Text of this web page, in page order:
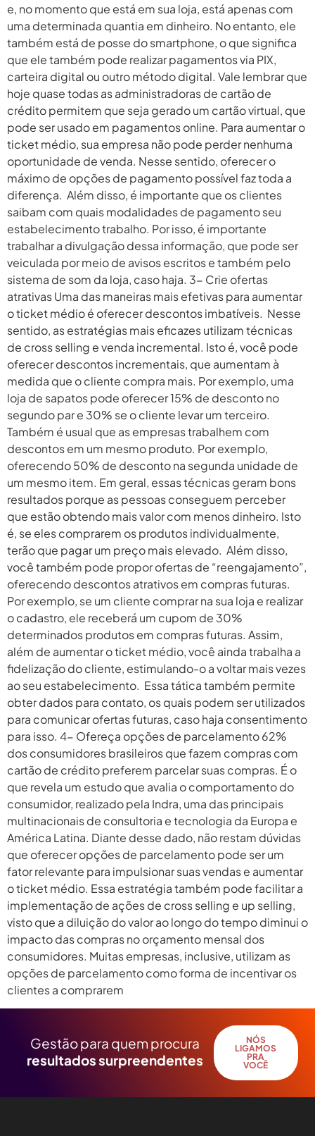
e, no momento que está em sua loja, está apenas com
uma determinada quantia em dinheiro. No entanto, ele
também está de posse do smartphone, o que significa
que ele também pode realizar pagamentos via PIX,
carteira digital ou outro método digital. Vale lembrar que
hoje quase todas as administradoras de cartão de
crédito permitem que seja gerado um cartão virtual, que
pode ser usado em pagamentos online. Para aumentar o
ticket médio, sua empresa não pode perder nenhuma
oportunidade de venda. Nesse sentido, oferecer o
máximo de opções de pagamento possível faz toda a
diferença. Além disso, é importante que os clientes
saibam com quais modalidades de pagamento seu
estabelecimento trabalho. Por isso, é importante
trabalhar a divulgação dessa informação, que pode ser
veiculada por meio de avisos escritos e também pelo
sistema de som da loja, caso haja. 3- Crie ofertas
atrativas Uma das maneiras mais efetivas para aumentar
o ticket médio é oferecer descontos imbatíveis. Nesse
sentido, as estratégias mais eficazes utilizam técnicas
de cross selling e venda incremental. Isto é, você pode
oferecer descontos incrementais, que aumentam à
medida que o cliente compra mais. Por exemplo, uma
loja de sapatos pode oferecer 15% de desconto no
segundo par e 30% se o cliente levar um terceiro.
Também é usual que as empresas trabalhem com
descontos em um mesmo produto. Por exemplo,
oferecendo 50% de desconto na segunda unidade de
um mesmo item. Em geral, essas técnicas geram bons
resultados porque as pessoas conseguem perceber
que estão obtendo mais valor com menos dinheiro. Isto
é, se eles comprarem os produtos individualmente,
terão que pagar um preço mais elevado. Além disso,
você também pode propor ofertas de “reengajamento”,
oferecendo descontos atrativos em compras futuras.
Por exemplo, se um cliente comprar na sua loja e realizar
o cadastro, ele receberá um cupom de 30%
determinados produtos em compras futuras. Assim,
além de aumentar o ticket médio, você ainda trabalha a
fidelização do cliente, estimulando-o a voltar mais vezes
ao seu estabelecimento. Essa tática também permite
obter dados para contato, os quais podem ser utilizados
para comunicar ofertas futuras, caso haja consentimento
para isso. 4- Ofereça opções de parcelamento 62%
dos consumidores brasileiros que fazem compras com
cartão de crédito preferem parcelar suas compras. É o
que revela um estudo que avalia o comportamento do
consumidor, realizado pela Indra, uma das principais
multinacionais de consultoria e tecnologia da Europa e
América Latina. Diante desse dado, não restam dúvidas
que oferecer opções de parcelamento pode ser um
fator relevante para impulsionar suas vendas e aumentar
o ticket médio. Essa estratégia também pode facilitar a
implementação de ações de cross selling e up selling,
visto que a diluição do valor ao longo do tempo diminui o
impacto das compras no orçamento mensal dos
consumidores. Muitas empresas, inclusive, utilizam as
opções de parcelamento como forma de incentivar os
clientes a comprarem
Gestão para quem procura
resultados surpreendentes
NÓS
LIGAMOS
PRA
VOCÊ